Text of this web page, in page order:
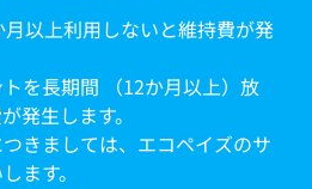
以上利用しないと維持費が発
を長期間 （12か月以上）放
発生します。
きましては、エコペイズのサ
ます。